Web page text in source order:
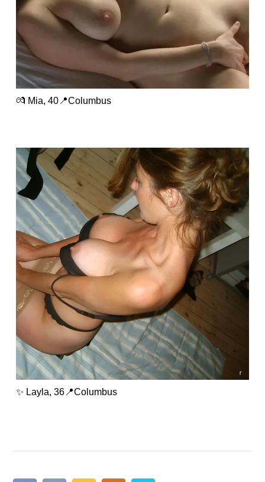
💏 Mia, 40📍Columbus
✨ Layla, 36📍Columbus